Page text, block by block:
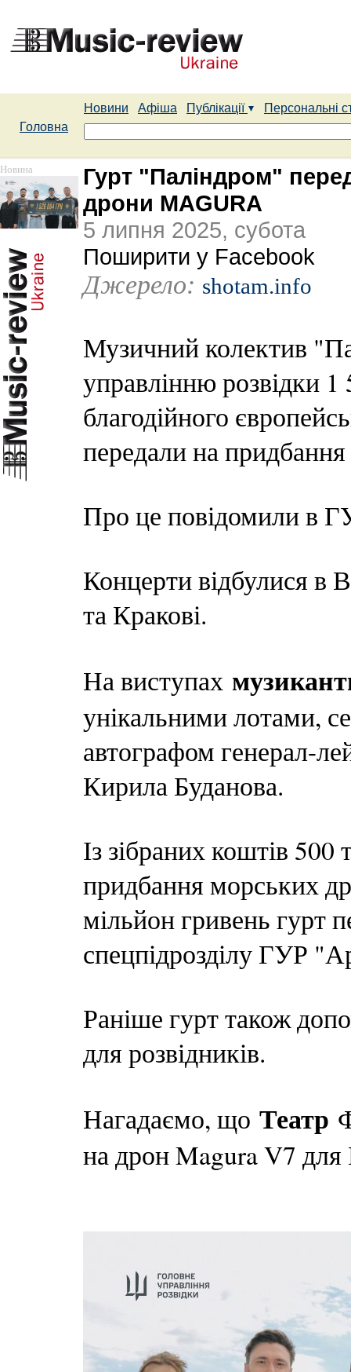
Новини Афіша Публікації
Персональні
Головна
Новина
Гурт "Паліндром"
дрони MAGURA
5 липня 2025, субота
Поширити у Facebook
Джерело: shotam.info
Музичний колектив
управлінню розвідки 1
благодійного
передали на
Про це повідомили в
Концерти відбулися в
та Кракові.
На виступах
унікальними лотами,
автографом генерал-
Кирила Буданова.
Із зібраних коштів
придбання морських
мільйон гривень гурт
спецпідрозділу ГУР
Раніше гурт також
для розвідників.
Нагадаємо, що Театр
на дрон Magura V7